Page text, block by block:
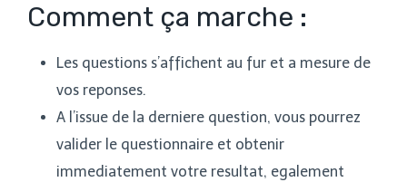
Comment ça marche :
Les questions s’affichent au fur et a mesure de
vos reponses.
A l’issue de la derniere question, vous pourrez
valider le questionnaire et obtenir
immediatement votre resultat, egalement